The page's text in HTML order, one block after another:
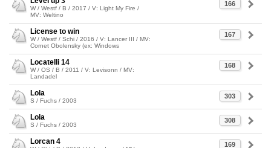
166
W / Westf / B / 2017 / V: Light My Fire /
MV: Weltino
167
License to win
W / Westf / Schi / 2016 / V: Lancer III / MV:
Cornet Obolensky (ex: Windows
168
Locatelli 14
W / OS / B / 2011 / V: Levisonn / MV:
Landadel
303
Lola
S / Fuchs / 2003
308
Lola
S / Fuchs / 2003
169
Lorcan 4